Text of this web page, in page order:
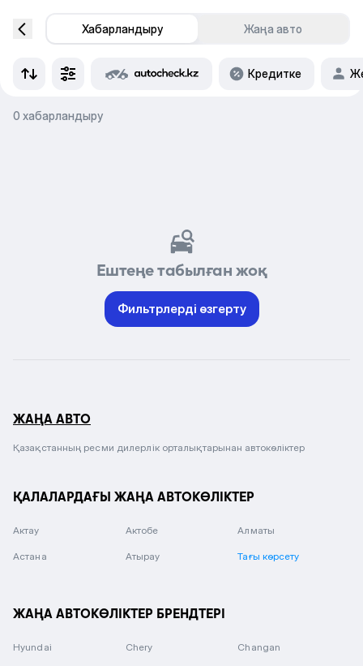
Хабарландыру Жаңа авто
Кредитке
0 хабарландыру
Ештеңе табылған жоқ
Фильтрлерді өзгерту
ЖАҢА АВТО
Қазақстанның ресми дилерлік орталықтарынан автокөліктер
ҚАЛАЛАРДАҒЫ ЖАҢА АВТОКӨЛІКТЕР
Актау Актобе Алматы
Астана Атырау Тағы көрсету
ЖАҢА АВТОКӨЛІКТЕР БРЕНДТЕРІ
Hyundai Chery Changan